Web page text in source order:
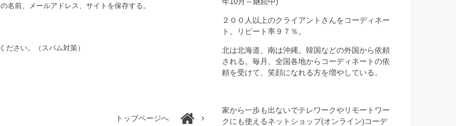
名前、メールアドレス、サイトを保存する。
ださい。（スパム対策）
トップページへ
年10月～継続中)
２００人以上のクライアントさんをコーディネー
ト。リピート率９７％。
北は北海道、南は沖縄。韓国などの外国から依頼
される。毎月、全国各地からコーディネートの依
頼を受けて、笑顔になれる方を増やしている。
家から一歩も出ないでテレワークやリモートワー
クにも使えるネットショップ(オンライン)コーデ